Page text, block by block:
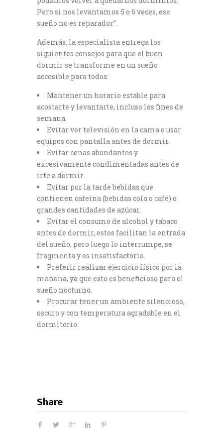
Pero si nos levantamos 5 o 6 veces, ese
sueño no es reparador”.
Además, la especialista entrega los
siguientes consejos para que el buen
dormir se transforme en un sueño
accesible para todos:
Mantener un horario estable para
acostarte y levantarte, incluso los fines de
semana.
Evitar ver televisión en la cama o usar
equipos con pantalla antes de dormir.
Evitar cenas abundantes y
excesivamente condimentadas antes de
irte a dormir.
Evitar por la tarde bebidas que
contienen cafeína (bebidas cola o café) o
grandes cantidades de azúcar.
Evitar el consumo de alcohol y tabaco
antes de dormir, estos facilitan la entrada
del sueño, pero luego lo interrumpe, se
fragmenta y es insatisfactorio.
Preferir realizar ejercicio físico por la
mañana, ya que esto es beneficioso para el
sueño nocturno.
Procurar tener un ambiente silencioso,
oscuro y con temperatura agradable en el
dormitorio.
Share